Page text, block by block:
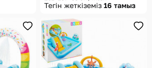
Тегін жеткіземіз 16 тамыз